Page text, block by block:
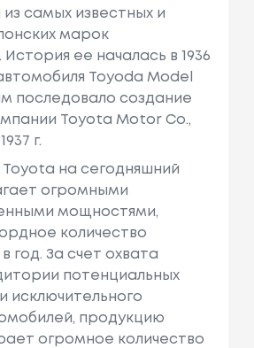
самых известных и
марок
ее началась в 1936
Toyoda Model
последовало создание
Toyota Motor Co.,
г.
на сегодняшний
огромными
мощностями,
количество
год. За счет охвата
потенциальных
исключительного
продукцию
огромное количество